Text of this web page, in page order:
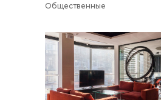
Общественные